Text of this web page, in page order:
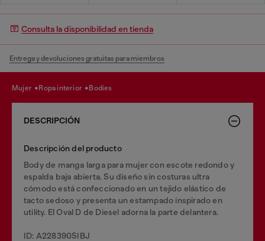
Consulta la disponibilidad en tienda
Entrega y devoluciones gratuitas para miembros
mujer ropa interior bodies
DESCRIPCIÓN
Descripción del producto
Body de manga larga para mujer con escote redondo y
espalda baja abierta. Su diseño sin costuras ultra
cómodo está confeccionado en un tejido elástico de
tacto sedoso y presenta un estampado inspirado en
utility. El Oval D de Diesel adorna la parte delantera.
ID: A228390SIBJ